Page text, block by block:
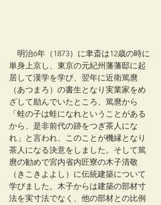
明治6年（1873）に聿斎は12歳の時に
単身上京し、東京の元紀州藩藩邸に起
居して漢学を学び、翌年に近衛篤麿
（あつまろ）の書生となり実業家をめ
ざして励んでいたところ、篤麿から
「蛙の子は蛙になれということがある
から、是非前代の跡をつぎ茶人にな
れ」と言われ、このことが機縁となり
茶人になる決意をしました。そして篤
麿の勧めで宮内省内匠寮の木子清敬
（きこきよよし）に伝統建築について
学びました。木子からは建築の部材寸
法を実寸法でなく、他の部材との比例